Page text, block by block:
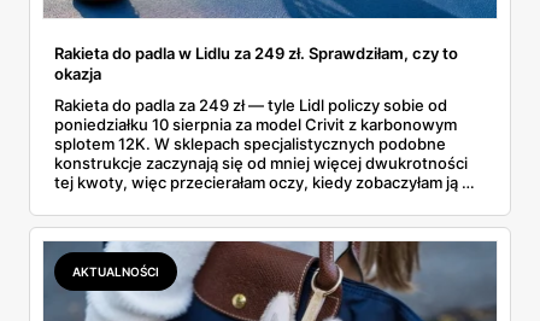
Rakieta do padla w Lidlu za 249 zł. Sprawdziłam, czy to
okazja
Rakieta do padla za 249 zł — tyle Lidl policzy sobie od
poniedziałku 10 sierpnia za model Crivit z karbonowym
splotem 12K. W sklepach specjalistycznych podobne
konstrukcje zaczynają się od mniej więcej dwukrotności
tej kwoty, więc przecierałam oczy, kiedy zobaczyłam ją w
najszybciej rosnący sport w Polsce: kortów przybywa
lawinowo, a chętnych jeszcze szybciej. Sprawdziłam, co
dokładnie dostajemy za te pieniądze i komu taka rakieta
faktycznie wystarczy.
AKTUALNOŚCI